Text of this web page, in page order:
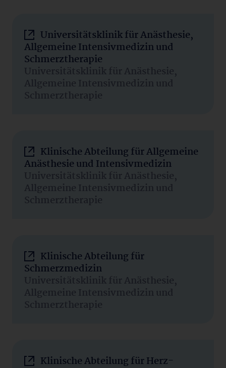
Universitätsklinik für Anästhesie,
Allgemeine Intensivmedizin und
Schmerztherapie
Universitätsklinik für Anästhesie,
Allgemeine Intensivmedizin und
Schmerztherapie
Klinische Abteilung für Allgemeine
Anästhesie und Intensivmedizin
Universitätsklinik für Anästhesie,
Allgemeine Intensivmedizin und
Schmerztherapie
Klinische Abteilung für
Schmerzmedizin
Universitätsklinik für Anästhesie,
Allgemeine Intensivmedizin und
Schmerztherapie
Klinische Abteilung für Herz-